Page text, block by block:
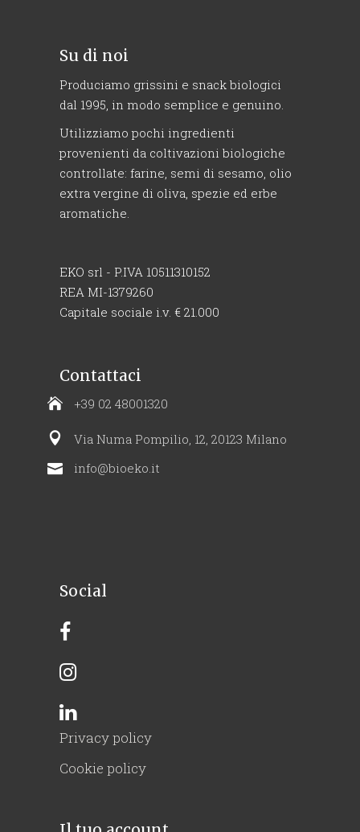
Su di noi
Produciamo grissini e snack biologici
dal 1995, in modo semplice e genuino.
Utilizziamo pochi ingredienti
provenienti da coltivazioni biologiche
controllate: farine, semi di sesamo, olio
extra vergine di oliva, spezie ed erbe
aromatiche.
EKO srl - P.IVA 10511310152
REA MI-1379260
Capitale sociale i.v. € 21.000
Contattaci
+39 02 48001320
Via Numa Pompilio, 12, 20123 Milano
info@bioeko.it
Social
Privacy policy
Cookie policy